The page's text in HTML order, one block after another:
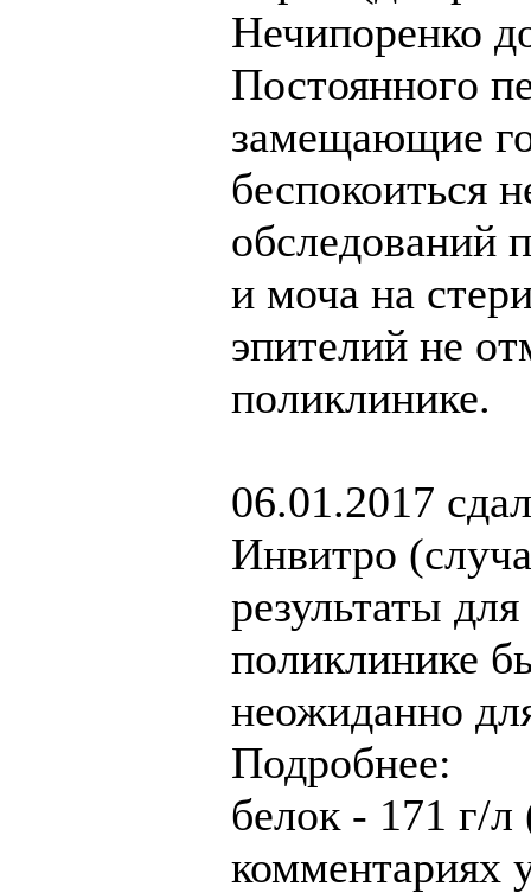
Нечипоренко
Постоянного
замещающие
беспокоиться
обследований
и моча на
эпителий не
поликлинике.
06.01.2017
Инвитро
результаты
поликлинике
неожиданно
Подробнее:
белок - 171 г/л
комментариях